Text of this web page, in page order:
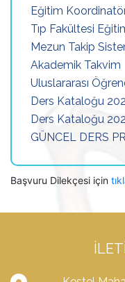
Eğitim
Tıp Fakültesi
Mezun Takip
Akademik Takvim
Uluslararası
Ders Kataloğu
Ders Kataloğu
GÜNCEL DERS
Başvuru Dilekçesi için